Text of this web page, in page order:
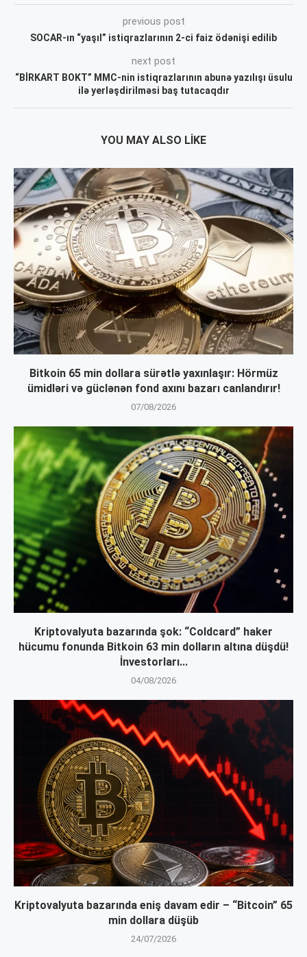
previous post
SOCAR-ın “yaşıl” istiqrazlarının 2-ci faiz ödənişi edilib
next post
“BİRKART BOKT” MMC-nin istiqrazlarının abunə yazılışı üsulu
ilə yerləşdirilməsi baş tutacaqdır
YOU MAY ALSO LIKE
Bitkoin 65 min dollara sürətlə yaxınlaşır: Hörmüz
ümidləri və güclənən fond axını bazarı canlandırır!
07/08/2026
Kriptovalyuta bazarında şok: “Coldcard” haker
hücumu fonunda Bitkoin 63 min dolların altına düşdü!
İnvestorları...
04/08/2026
Kriptovalyuta bazarında eniş davam edir – “Bitcoin” 65
min dollara düşüb
24/07/2026